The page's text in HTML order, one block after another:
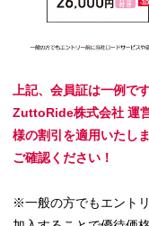
上記、会員証は一例です
ZuttoRide株式会社 運
様の割引を適用いたし
ご確認ください！
※一般の方でもエント